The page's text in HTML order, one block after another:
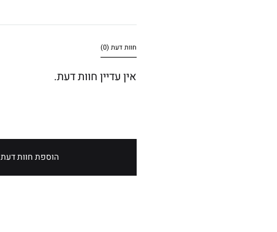
חוות דעת (0)
אין עדיין חוות דעת.
הוספת חוות דעת